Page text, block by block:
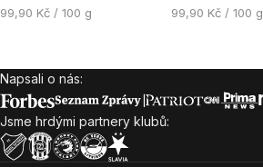
Měrná
99,90 Kč / 100 g
Měrná
99,90 Kč / 100 g
Zápatí
Napsali o nás:
Jsme hrdými partnery klubů: